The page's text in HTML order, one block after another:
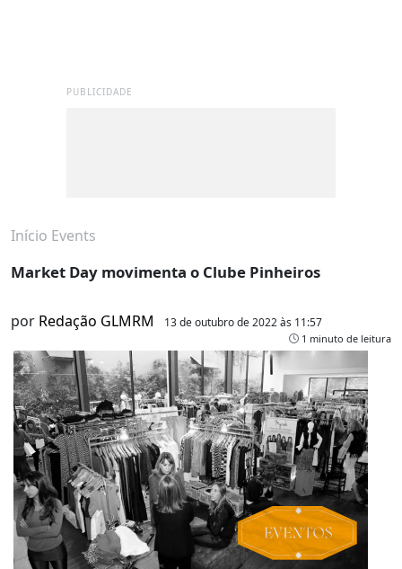
PUBLICIDADE
Início Events
Market Day movimenta o Clube Pinheiros
por Redação GLMRM 13 de outubro de 2022 às 11:57
1 minuto de leitura